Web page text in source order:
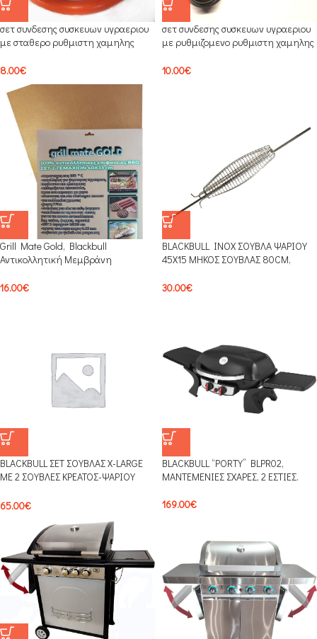
σετ συνδεσης συσκευων υγραεριου
με σταθερο ρυθμιστη χαμηλης
8.00€
σετ συνδεσης συσκευων υγραεριου
με ρυθμιζομενο ρυθμιστη χαμηλης
10.00€
Grill Mate Gold, Blackbull
Αντικολλητική Μεμβράνη
40579593
16.00€
BLACKBULL INOX ΣΟΥΒΛΑ ΨΑΡΙΟΥ
45Χ15 ΜΗΚΟΣ ΣΟΥΒΛΑΣ 80CM,
30.00€
BLACKBULL ΣΕΤ ΣΟΥΒΛΑΣ X-LARGE
ΜΕ 2 ΣΟΥΒΛΕΣ ΚΡΕΑΤΟΣ-ΨΑΡΙΟΥ
65.00€
BLACKBULL “PORTY” BLPR02,
ΜΑΝΤΕΜΕΝΙΕΣ ΣΧΑΡΕΣ, 2 ΕΣΤΙΕΣ.
169.00€